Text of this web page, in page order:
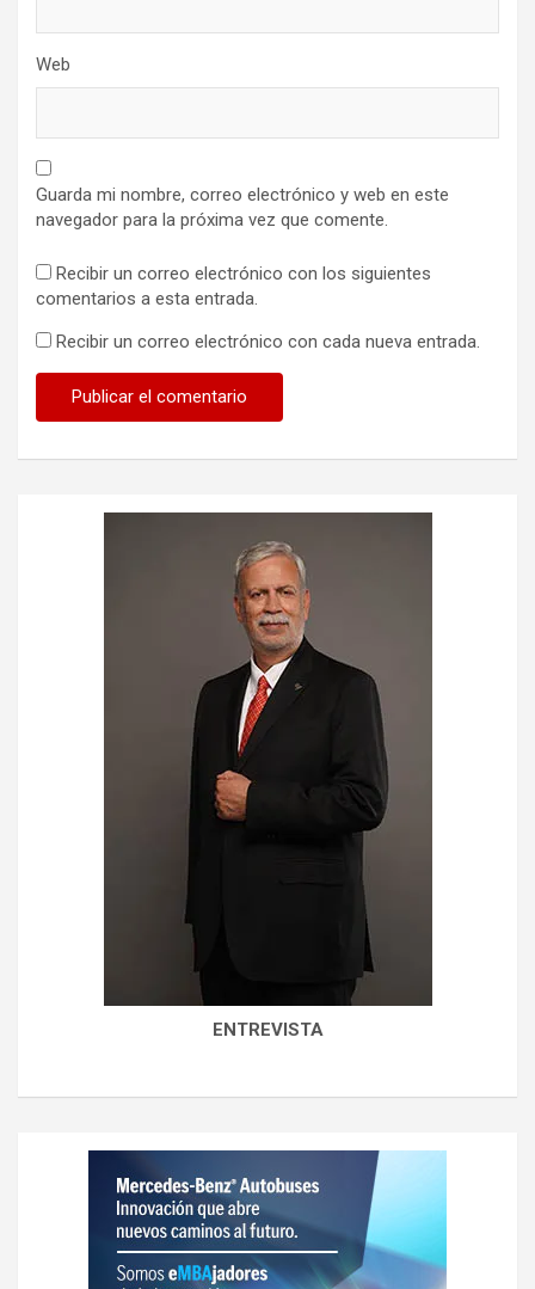
Web
Guarda mi nombre, correo electrónico y web en este
navegador para la próxima vez que comente.
Recibir un correo electrónico con los siguientes
comentarios a esta entrada.
Recibir un correo electrónico con cada nueva entrada.
ENTREVISTA